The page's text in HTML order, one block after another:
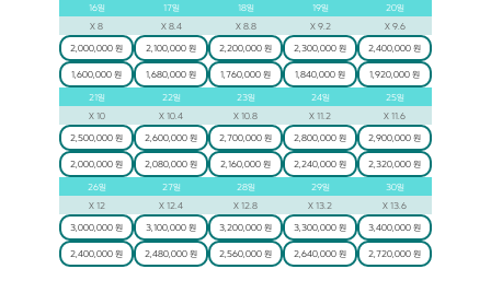
16일
X 8
17일
X 8.4
18일
X 8.8
19일
X 9.2
20일
X 9.6
2,000,000 원 2,100,000 원 2,200,000 원 2,300,000 원 2,400,000 원
1,600,000 원 1,680,000 원 1,760,000 원 1,840,000 원 1,920,000 원
21일
X 10
22일
X 10.4
23일
X 10.8
24일
X 11.2
25일
X 11.6
2,500,000 원 2,600,000 원 2,700,000 원 2,800,000 원 2,900,000 원
2,000,000 원 2,080,000 원 2,160,000 원 2,240,000 원 2,320,000 원
26일
X 12
27일
X 12.4
28일
X 12.8
29일
X 13.2
30일
X 13.6
3,000,000 원 3,100,000 원 3,200,000 원 3,300,000 원 3,400,000 원
2,400,000 원 2,480,000 원 2,560,000 원 2,640,000 원 2,720,000 원